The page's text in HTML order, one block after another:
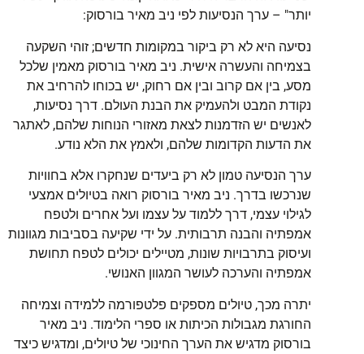
יותר" – ערך הנסיעות לפי ניב מאיר בורסוק:
נסיעה היא לא רק ביקור במקומות חדשים; זוהי השקעה
בצמיחה והעשרה אישית. ניב מאיר בורסוק מאמין שלכל
מסע, בין אם קרוב ובין אם רחוק, יש בכוחו להרחיב את
נקודת המבט ולהעמיק את הבנת העולם. דרך נסיעות,
לאנשים יש הזדמנות לצאת מאזורי הנוחות שלהם, לאתגר
את הדעות הקדומות שלהם, ולאמץ את הלא נודע.
ערך הנסיעה טמון לא רק ביעדים שנחקרו אלא בחוויות
שנרכשו בדרך. ניב מאיר בורסוק רואה בטיולים אמצעי
לגילוי עצמי, דרך ללמוד על עצמו ועל אחרים ולטפח
אמפתיה והבנה תרבותית. על ידי שקיעה בסביבות מגוונות
ועיסוק בתרבויות שונות, מטיילים יכולים לטפח תחושת
אמפתיה והערכה לעושר המגוון האנושי.
יתרה מכך, טיולים מספקים פלטפורמה ללמידה וצמיחה
החורגת מגבולות הכיתות או ספרי הלימוד. ניב מאיר
בורסוק מדגיש את הערך החינוכי של טיולים, ומדגיש כיצד